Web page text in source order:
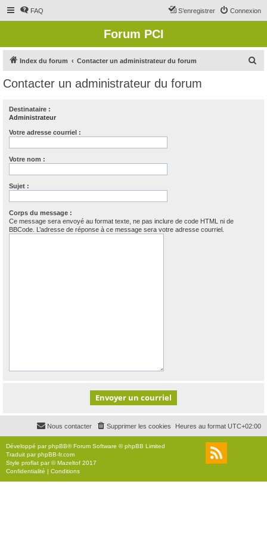
FAQ Connexion
S’enregistrer
Forum PCI
Index du forum Contacter un administrateur du forum
Contacter un administrateur du forum
Destinataire :
Administrateur
Votre adresse courriel :
Votre nom :
Sujet :
Corps du message :
Ce message sera envoyé au format texte, ne pas inclure de code HTML ni de
BBCode. L’adresse de réponse à ce message sera votre adresse courriel.
Heures au format UTC+02:00
Supprimer les cookies
Nous contacter
Développé parphpBB® Forum Software © phpBB Limited
Traduit parphpBB-fr.com
Style proflat par ©Mazeltof 2017
Confidentialité | Conditions